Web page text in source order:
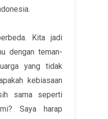
Kita jadi
dengan teman-
yang tidak
kebiasaan
sama seperti
Saya harap